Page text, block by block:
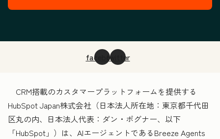
facebooktwitter
CRM搭載のカスタマープラットフォームを提供する
HubSpot Japan株式会社（日本法人所在地：東京都千代田
区丸の内、日本法人代表：ダン・ボグナー、以下
「HubSpot」）は、AIエージェントであるBreeze Agents